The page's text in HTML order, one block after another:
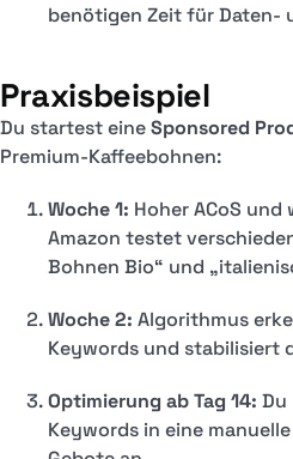
benötigen Zeit für Daten-
Praxisbeispiel
Du startest eineSponsored
Premium-Kaffeebohnen:
Woche 1: Hoher ACoS
Amazon testet
Bohnen Bio“ und
Woche 2: Algorithmus
Keywords und stabilisiert
Optimierung ab Tag 14: Du
Keywords in eine